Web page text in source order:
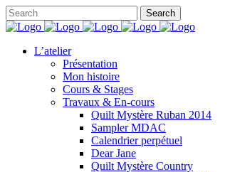
L’atelier
Présentation
Mon histoire
Cours & Stages
Travaux & En-cours
Quilt Mystère Ruban 2014
Sampler MDAC
Calendrier perpétuel
Dear Jane
Quilt Mystère Country